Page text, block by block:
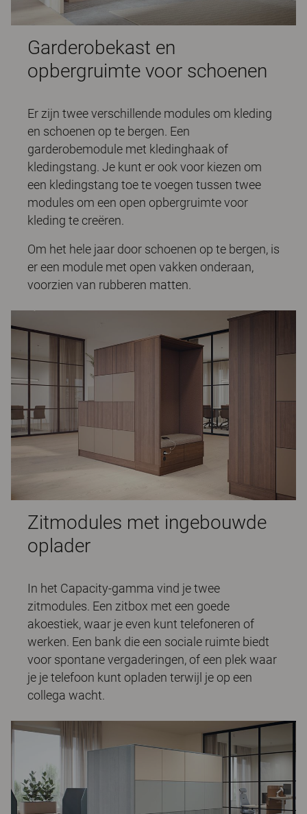
Garderobekast en
opbergruimte voor schoenen
Er zijn twee verschillende modules om kleding
en schoenen op te bergen. Een
garderobemodule met kledinghaak of
kledingstang. Je kunt er ook voor kiezen om
een kledingstang toe te voegen tussen twee
modules om een open opbergruimte voor
kleding te creëren.
Om het hele jaar door schoenen op te bergen, is
er een module met open vakken onderaan,
voorzien van rubberen matten.
Zitmodules met ingebouwde
oplader
In het Capacity-gamma vind je twee
zitmodules. Een zitbox met een goede
akoestiek, waar je even kunt telefoneren of
werken. Een bank die een sociale ruimte biedt
voor spontane vergaderingen, of een plek waar
je je telefoon kunt opladen terwijl je op een
collega wacht.